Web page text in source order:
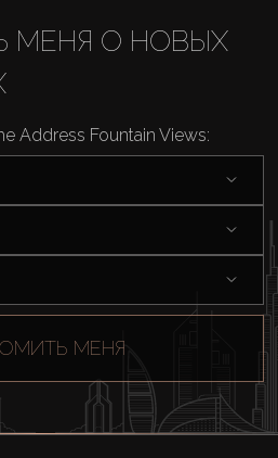
МЕНЯ О НОВЫХ
Address Fountain Views:
МЕНЯ